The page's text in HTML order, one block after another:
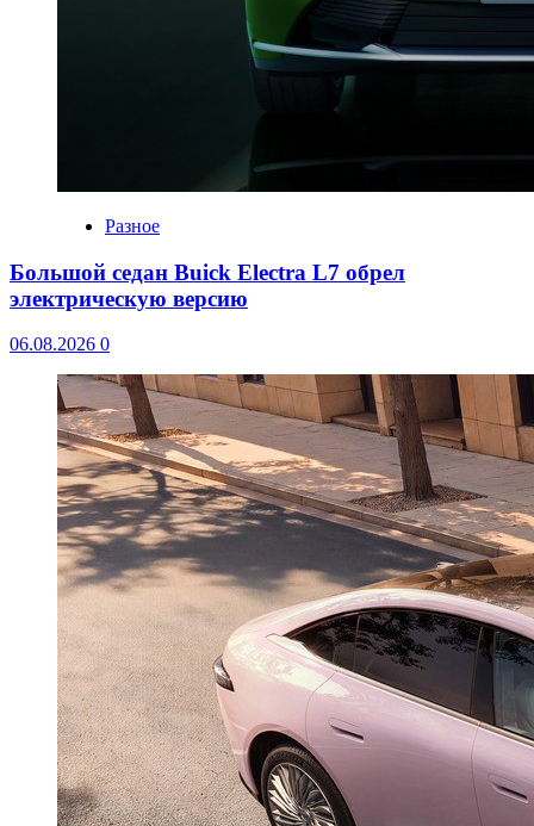
Разное
Большой седан Buick Electra L7 обрел
электрическую версию
06.08.2026 0